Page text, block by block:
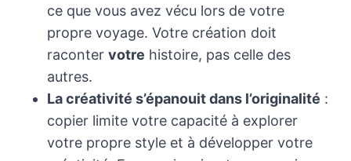
ce que vous avez vécu lors de votre
propre voyage. Votre création doit
raconter votre histoire, pas celle des
autres.
La créativité s’épanouit dans l’originalité :
copier limite votre capacité à explorer
votre propre style et à développer votre